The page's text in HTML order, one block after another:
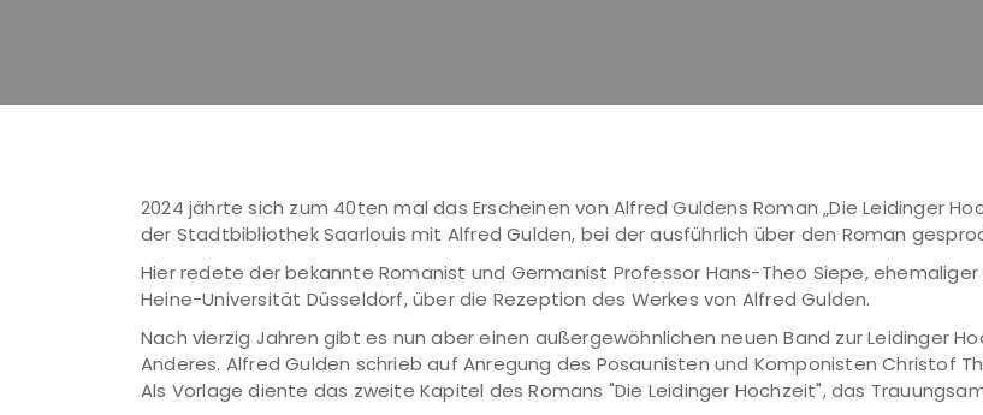
2024 jährte sich zum 40ten mal das Erscheinen von Alfred Guldens Roman „Die Leidinger
der Stadtbibliothek Saarlouis mit Alfred Gulden, bei der ausführlich über den Roman
Hier redete der bekannte Romanist und Germanist Professor Hans-Theo Siepe,
Heine-Universität Düsseldorf, über die Rezeption des Werkes von Alfred Gulden.
Nach vierzig Jahren gibt es nun aber einen außergewöhnlichen neuen Band zur Leidinger
Anderes. Alfred Gulden schrieb auf Anregung des Posaunisten und Komponisten Christof
Als Vorlage diente das zweite Kapitel des Romans "Die Leidinger Hochzeit", das